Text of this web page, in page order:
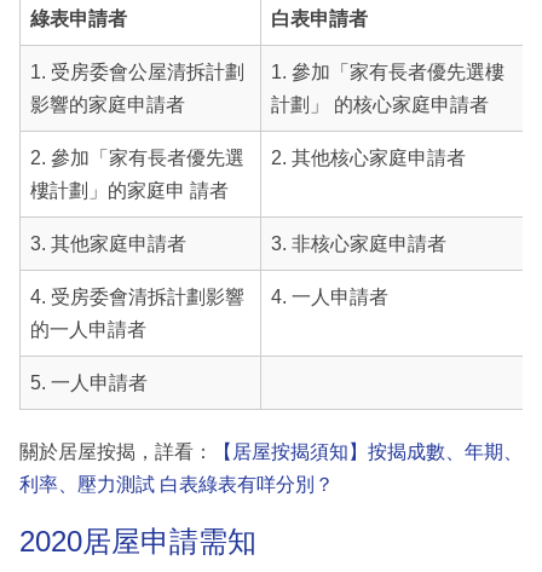
綠表申請者 白表申請者
1. 受房委會公屋清拆計劃
影響的家庭申請者
1. 參加「家有長者優先選樓
計劃」 的核心家庭申請者
2. 參加「家有長者優先選
樓計劃」的家庭申 請者
2. 其他核心家庭申請者
3. 其他家庭申請者 3. 非核心家庭申請者
4. 受房委會清拆計劃影響
的一人申請者
4. 一人申請者
5. 一人申請者
關於居屋按揭，詳看：
【居屋按揭須知】按揭成數、年期、
利率、壓力測試 白表綠表有咩分別？
2020居屋申請需知